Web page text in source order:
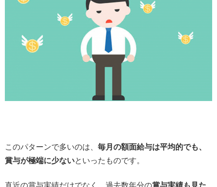
このパターンで多いのは、 毎月の額面給与は平均的でも、
賞与が極端に少ないといったものです。
直近の賞与実績だけでなく、過去数年分の賞与実績も見た